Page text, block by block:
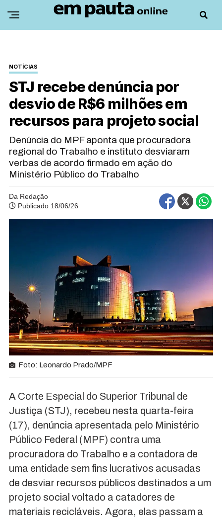
NOTÍCIAS
STJ recebe denúncia por
desvio de R$6 milhões em
recursos para projeto social
Denúncia do MPF aponta que procuradora
regional do Trabalho e instituto desviaram
verbas de acordo firmado em ação do
Ministério Público do Trabalho
Da Redação
Publicado 18/06/26
Foto: Leonardo Prado/MPF
A Corte Especial do Superior Tribunal de
Justiça (STJ), recebeu nesta quarta-feira
(17), denúncia apresentada pelo Ministério
Público Federal (MPF) contra uma
procuradora do Trabalho e a contadora de
uma entidade sem fins lucrativos acusadas
de desviar recursos públicos destinados a um
projeto social voltado a catadores de
materiais recicláveis. Agora, elas passam a